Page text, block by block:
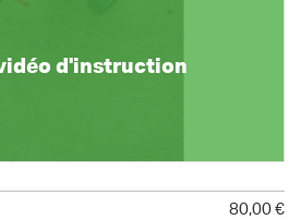
d'instruction
80,00 €